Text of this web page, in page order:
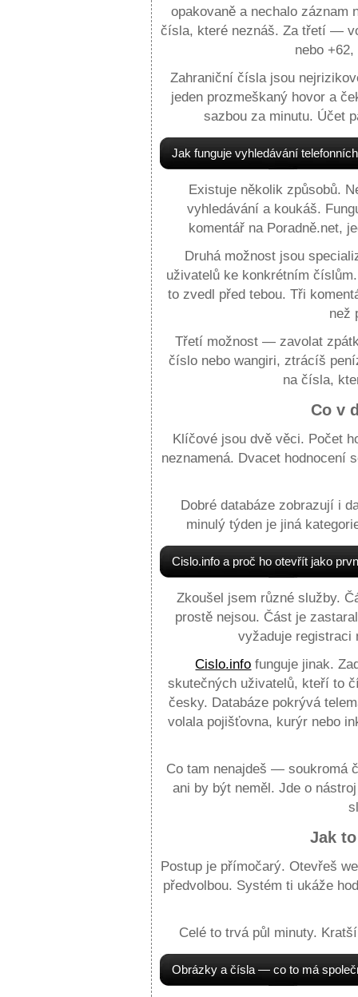
opakovaně a nechalo
čísla, které neznáš. Za třetí —
nebo
Zahraniční čísla jsou
jeden prozmeškaný hovor a
sazbou za minutu. Účet
Jak funguje vyhledávání
Existuje několik způsobů.
vyhledávání a koukáš.
komentář na Poradně.net,
Druhá možnost jsou
uživatelů ke konkrétním
to zvedl před tebou. Tři
než
Třetí možnost — zavolat
číslo nebo wangiri, ztrácíš
na čísla,
Co v
Klíčové jsou dvě věci. Počet
neznamená. Dvacet hodnocení
Dobré databáze zobrazují i
minulý týden je jiná
Cislo.info a proč ho otevřít jako
Zkoušel jsem různé služby.
prostě nejsou. Část je
vyžaduje registraci
Cislo.info funguje jinak.
skutečných uživatelů, kteří to
česky. Databáze pokrývá
volala pojišťovna, kurýr nebo
Co tam nenajdeš — soukromá
ani by být neměl. Jde o
Jak
Postup je přímočarý. Otevřeš
předvolbou. Systém ti ukáže
Celé to trvá půl minuty.
Obrázky a čísla — co to má